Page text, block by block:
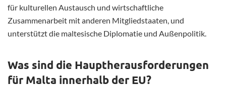
für kulturellen Austausch und wirtschaftliche
Zusammenarbeit mit anderen Mitgliedstaaten, und
unterstützt die maltesische Diplomatie und Außenpolitik.
Was sind die Hauptherausforderungen
für Malta innerhalb der EU?